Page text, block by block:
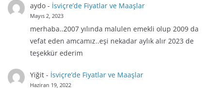
aydo- İsviçre’de Fiyatlar ve Maaşlar
Mayıs 2, 2023
merhaba..2007 yılında malulen emekli olup 2009 da
vefat eden amcamız..eşi nekadar aylık alır 2023 de
teşekkür ederim
Yiğit- İsviçre’de Fiyatlar ve Maaşlar
Haziran 19, 2022